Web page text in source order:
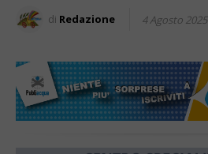
di Redazione 4 Agosto 2025